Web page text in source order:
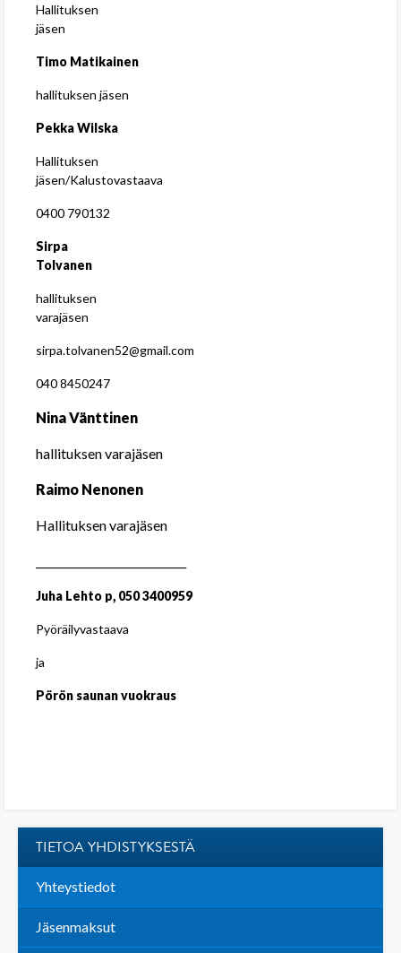
Hallituksen
jäsen
Timo Matikainen
hallituksen jäsen
Pekka Wilska
Hallituksen
jäsen/Kalustovastaava
0400 790132
Sirpa
Tolvanen
hallituksen
varajäsen
sirpa.tolvanen52@gmail.com
040 8450247
Nina Vänttinen
hallituksen varajäsen
Raimo Nenonen
Hallituksen varajäsen
Juha Lehto p, 050 3400959
Pyöräilyvastaava
ja
Pörön saunan vuokraus
TIETOA YHDISTYKSESTÄ
Yhteystiedot
Jäsenmaksut